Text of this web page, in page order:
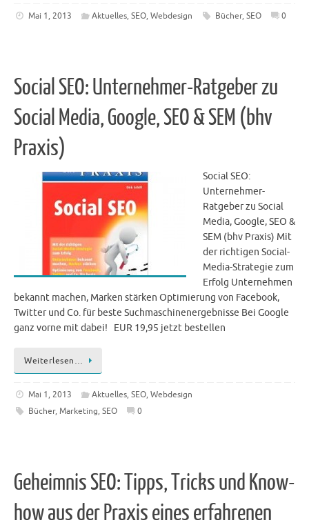
Mai 1, 2013 Aktuelles,SEO,Webdesign Bücher, SEO 0
Social SEO: Unternehmer-Ratgeber zu
Social Media, Google, SEO & SEM (bhv
Praxis)
Social SEO:
Unternehmer-
Ratgeber zu Social
Media, Google, SEO &
SEM (bhv Praxis) Mit
der richtigen Social-
Media-Strategie zum
Erfolg Unternehmen
bekannt machen, Marken stärken Optimierung von Facebook,
Twitter und Co. für beste Suchmaschinenergebnisse Bei Google
ganz vorne mit dabei! EUR 19,95 jetzt bestellen
Weiterlesen…
Mai 1, 2013 Aktuelles,SEO,Webdesign
Bücher, Marketing, SEO 0
Geheimnis SEO: Tipps, Tricks und Know-
how aus der Praxis eines erfahrenen